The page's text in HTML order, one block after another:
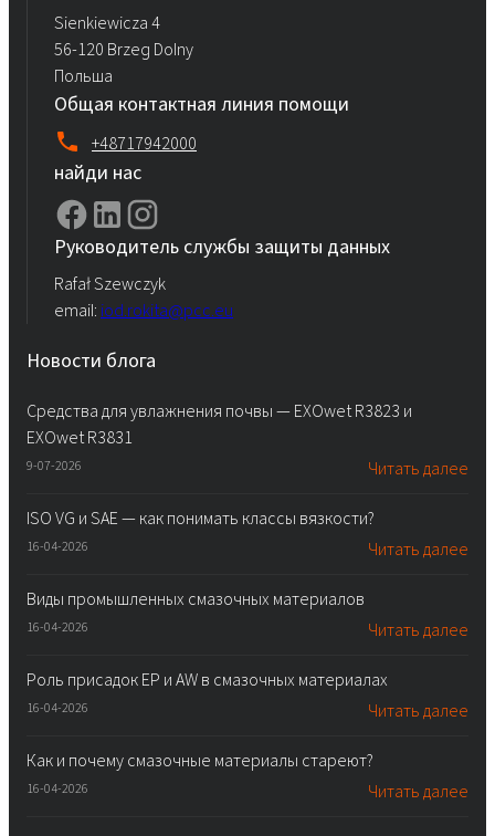
Sienkiewicza 4
56-120 Brzeg Dolny
Польша
Общая контактная линия помощи
+48717942000
найди нас
Руководитель службы защиты данных
Rafał Szewczyk
email: iod.rokita@pcc.eu
Новости блога
Средства для увлажнения почвы — EXOwet R3823 и
EXOwet R3831
9-07-2026 Читать далее
ISO VG и SAE — как понимать классы вязкости?
16-04-2026 Читать далее
Виды промышленных смазочных материалов
16-04-2026 Читать далее
Роль присадок EP и AW в смазочных материалах
16-04-2026 Читать далее
Как и почему смазочные материалы стареют?
16-04-2026 Читать далее